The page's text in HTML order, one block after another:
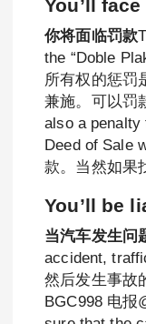
You’ll
你将面临罚款
the “Doble
所有权的惩罚
兼施。可以罚
also a penalty
Deed of Sale
款。当然如果
You’ll be
当汽车发生问
accident,
然后发生事故
BGC998 电报